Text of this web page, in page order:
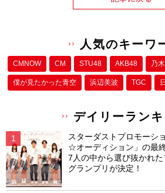
人気のキーワ
CMNOW CM STU48 AKB48 乃
僕が⾒たかった⻘空 浜辺美波 TGC
デイリーラン
スターダストプロモーシ
☆オーディション」の最
7人の中から選び抜かれ
グランプリが決定！